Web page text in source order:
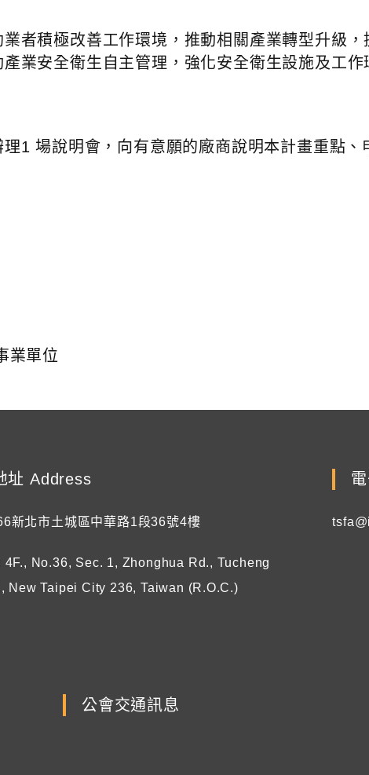
者積極改善工作環境，推動相關產業轉型升級，
業安全衛生自主管理，強化安全衛生設施及工
1 場說明會，向有意願的廠商說明本計畫重點、
業單位
址 Address
新北市土城區中華路1段36號4樓
4F., No.36, Sec. 1, Zhonghua Rd., Tucheng
New Taipei City 236, Taiwan (R.O.C.)
公會交通訊息